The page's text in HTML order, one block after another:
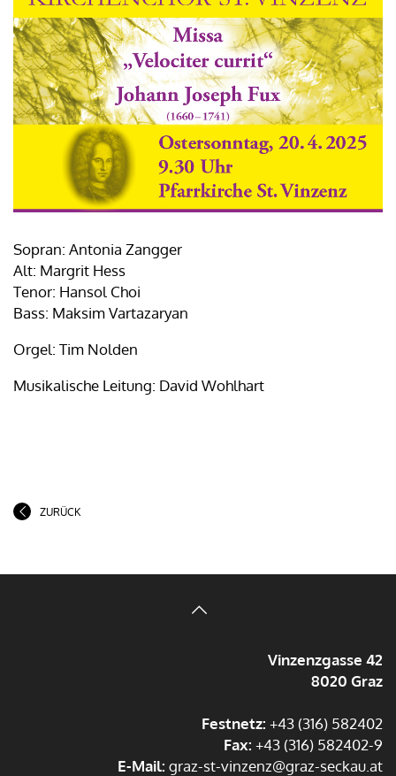
Sopran: Antonia Zangger
Alt: Margrit Hess
Tenor: Hansol Choi
Bass: Maksim Vartazaryan
Orgel: Tim Nolden
Musikalische Leitung: David Wohlhart
ZURÜCK
Vinzenzgasse 42
8020 Graz
Festnetz: +43 (316) 582402
Fax: +43 (316) 582402-9
E-Mail: graz-st-vinzenz@graz-seckau.at